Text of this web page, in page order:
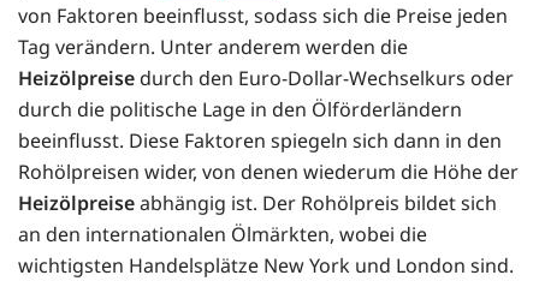
von Faktoren beeinflusst, sodass sich die Preise jeden
Tag verändern. Unter anderem werden die
Heizölpreise durch den Euro-Dollar-Wechselkurs oder
durch die politische Lage in den Ölförderländern
beeinflusst. Diese Faktoren spiegeln sich dann in den
Rohölpreisen wider, von denen wiederum die Höhe der
Heizölpreiseabhängig ist. Der Rohölpreis bildet sich
an den internationalen Ölmärkten, wobei die
wichtigsten Handelsplätze New York und London sind.